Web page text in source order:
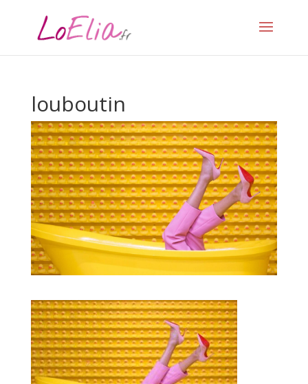
louboutin